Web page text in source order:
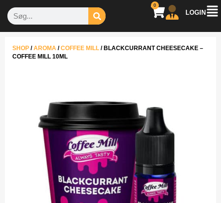
LOGIN
0
SHOP /AROMA /COFFEE MILL / BLACKCURRANT CHEESECAKE –
COFFEE MILL 10ML